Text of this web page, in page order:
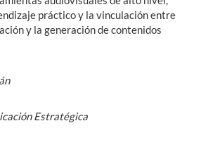
práctico y la vinculación entre
y la generación de contenidos
Estratégica